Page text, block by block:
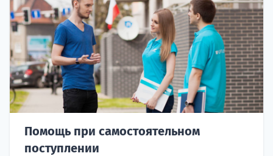
Помощь при самостоятельном
поступлении